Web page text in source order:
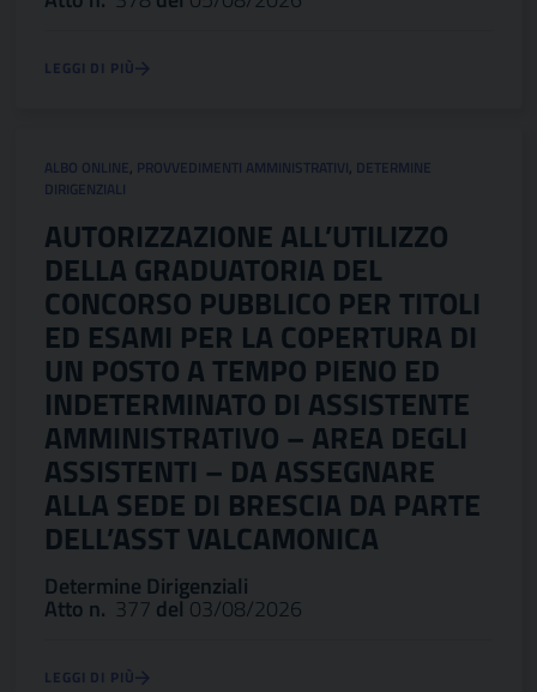
LEGGI DI PIÙ
ALBO ONLINE, PROVVEDIMENTI AMMINISTRATIVI, DETERMINE
DIRIGENZIALI
AUTORIZZAZIONE ALL’UTILIZZO
DELLA GRADUATORIA DEL
CONCORSO PUBBLICO PER TITOLI
ED ESAMI PER LA COPERTURA DI
UN POSTO A TEMPO PIENO ED
INDETERMINATO DI ASSISTENTE
AMMINISTRATIVO – AREA DEGLI
ASSISTENTI – DA ASSEGNARE
ALLA SEDE DI BRESCIA DA PARTE
DELL’ASST VALCAMONICA
Determine Dirigenziali
Atto n. 377 del03/08/2026
LEGGI DI PIÙ